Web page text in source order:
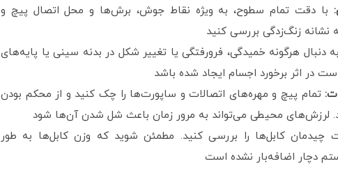
با دقت تمام سطوح، به ویژه نقاط جوش، برش‌ها و محل اتصال پیچ و
نشانه زنگ‌زدگی بررسی کنید
به دنبال هرگونه خمیدگی، فرورفتگی یا تغییر شکل در بدنه سینی یا پایه‌های
در اثر برخورد اجسام ایجاد شده باشد
تمام پیچ و مهره‌های اتصالات و ساپورت‌ها را چک کنید و از محکم بودن
لرزش‌های محیطی می‌تواند به مرور زمان باعث شل شدن آن‌ها شود
کابل‌ها را بررسی کنید. مطمئن شوید که وزن کابل‌ها به طور
دچار اضافه‌بار نشده است